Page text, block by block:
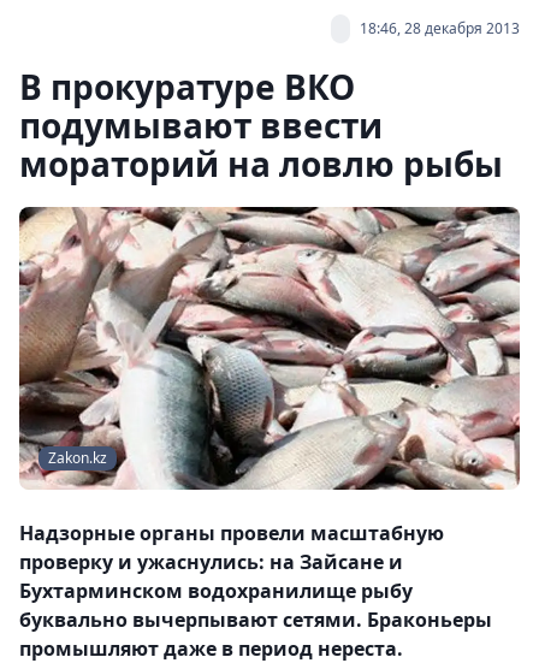
18:46, 28 декабря 2013
В прокуратуре ВКО
подумывают ввести
мораторий на ловлю рыбы
Zakon.kz
Надзорные органы провели масштабную
проверку и ужаснулись: на Зайсане и
Бухтарминском водохранилище рыбу
буквально вычерпывают сетями. Браконьеры
промышляют даже в период нереста.